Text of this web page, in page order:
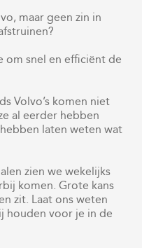
maar geen zin in
om snel en efficiënt de
Volvo’s komen niet
al eerder hebben
laten weten wat
zien we wekelijks
komen. Grote kans
zit. Laat ons weten
houden voor je in de